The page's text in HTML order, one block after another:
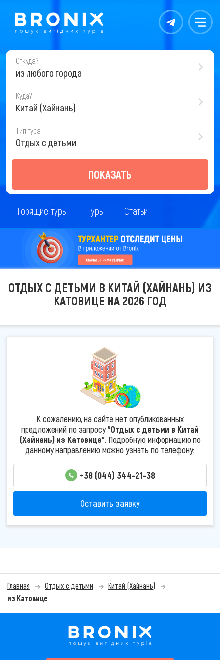
Контакты Меню
Откуда?
из любого города
Куда?
Китай (Хайнань)
Тип тура
Отдых с детьми
ПОКАЗАТЬ
Горящие туры Туры Статьи
ОТДЫХ С ДЕТЬМИ В КИТАЙ (ХАЙНАНЬ) ИЗ
КАТОВИЦЕ НА 2026 ГОД
К сожалению, на сайте нет опубликованных
предложений по запросу"Отдых с детьми в Китай
(Хайнань) из Катовице". Подробную информацию по
данному направлению можно узнать по телефону:
+38 (044) 344-21-38
Оставить заявку
Главная Отдых с детьми
Китай (Хайнань)
из Катовице